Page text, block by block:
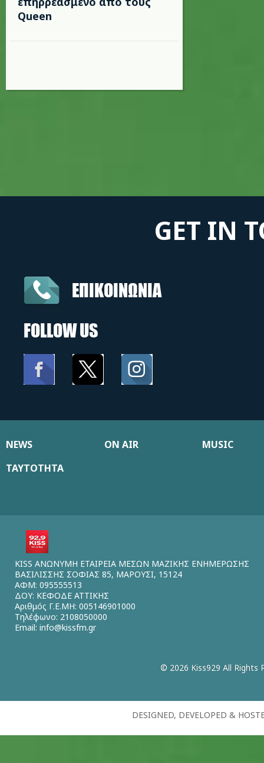
Queen
GET IN
ΕΠΙΚΟΙΝΩΝΙΑ
FOLLOW US
NEWS ON AIR
MUSIC
ΤΑΥΤΟΤΗΤΑ
KISS ΑΝΩΝΥΜΗ ΕΤΑΙΡΕΙΑ ΜΕΣΩΝ ΜΑΖΙΚΗΣ ΕΝΗΜΕΡΩΣΗΣ
ΒΑΣΙΛΙΣΣΗΣ ΣΟΦΙΑΣ 85, ΜΑΡΟΥΣΙ, 15124
ΑΦΜ: 095555513
ΔΟΥ: ΚΕΦΟΔΕ ΑΤΤΙΚΗΣ
Αριθμός Γ.Ε.ΜΗ: 005146901000
Τηλέφωνο: 2108050000
Email: info@kissfm.gr
© 2026 Kiss929 All Rights
DESIGNED, DEVELOPED &